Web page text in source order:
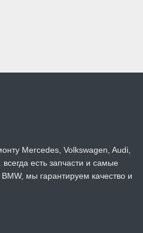
Mercedes, Volkswagen, Audi,
есть запчасти и самые
мы гарантируем качество и